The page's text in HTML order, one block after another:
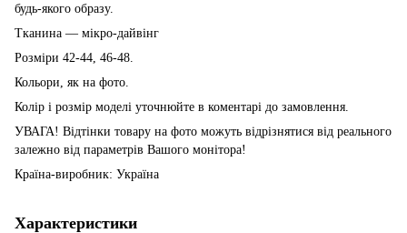
будь-якого образу.
Тканина — мікро-дайвінг
Розміри 42-44, 46-48.
Кольори, як на фото.
Колір і розмір моделі уточнюйте в коментарі до замовлення.
УВАГА! Відтінки товару на фото можуть відрізнятися від реального
залежно від параметрів Вашого монітора!
Країна-виробник: Україна
Характеристики